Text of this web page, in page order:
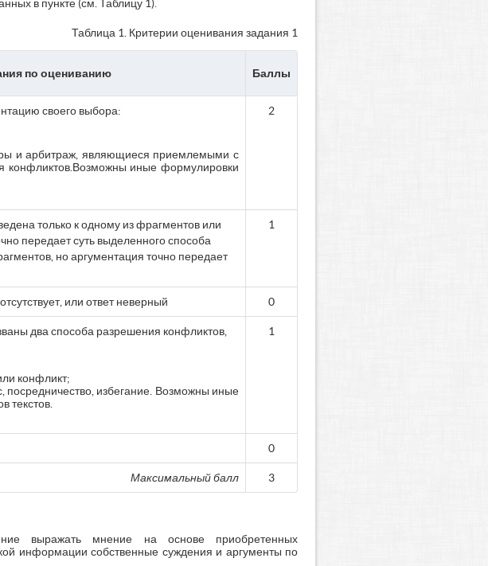
в пункте (см. Таблицу 1).
Таблица 1. Критерии оценивания задания 1
по оцениванию Баллы
своего выбора:
и арбитраж, являющиеся приемлемыми с
конфликтов.Возможны иные формулировки
2
только к одному из фрагментов или
передает суть выделенного способа
но аргументация точно передает
1
или ответ неверный 0
два способа разрешения конфликтов,
конфликт;
избегание. Возможны иные
текстов.
1
0
Максимальный балл 3
выражать мнение на основе приобретенных
информации собственные суждения и аргументы по